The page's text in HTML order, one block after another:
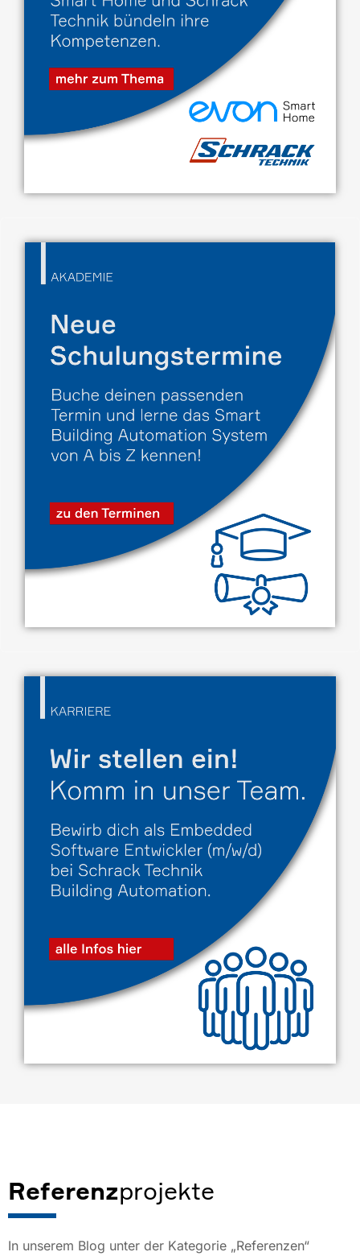
Referenzprojekte
In unserem Blog unter der Kategorie „Referenzen“